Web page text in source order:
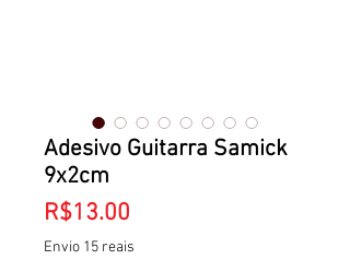
Adesivo Guitarra Samick
9x2cm
R$13.00
Envio 15 reais